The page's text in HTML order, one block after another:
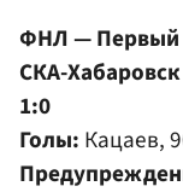
ФНЛ — Первый
СКА-
1:0
Голы: Кацаев,